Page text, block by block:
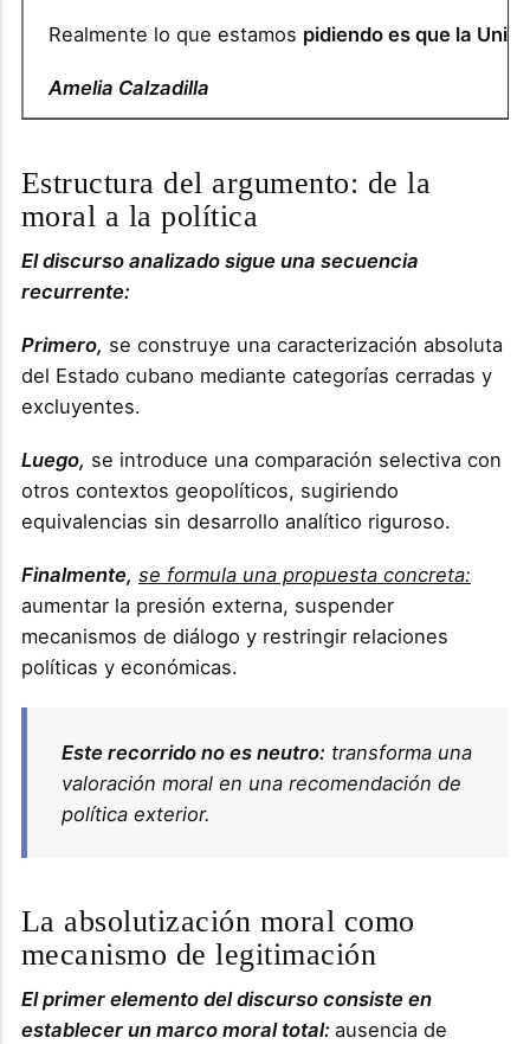
Realmente lo que estamos pidiendo es que la
Amelia Calzadilla
Estructura del argumento: de la
moral a la política
El discurso analizado sigue una secuencia
recurrente:
Primero, se construye una caracterización absoluta
del Estado cubano mediante categorías cerradas y
excluyentes.
Luego, se introduce una comparación selectiva con
otros contextos geopolíticos, sugiriendo
equivalencias sin desarrollo analítico riguroso.
Finalmente, se formula una propuesta concreta:
aumentar la presión externa, suspender
mecanismos de diálogo y restringir relaciones
políticas y económicas.
Este recorrido no es neutro: transforma una
valoración moral en una recomendación de
política exterior.
La absolutización moral como
mecanismo de legitimación
El primer elemento del discurso consiste en
establecer un marco moral total: ausencia de